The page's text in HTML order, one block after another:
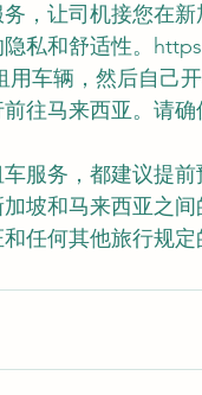
，让司机接您在
私和舒适性。
用车辆，然后自己
往马来西亚。请
服务，都建议提
坡和马来西亚之
任何其他旅行规定